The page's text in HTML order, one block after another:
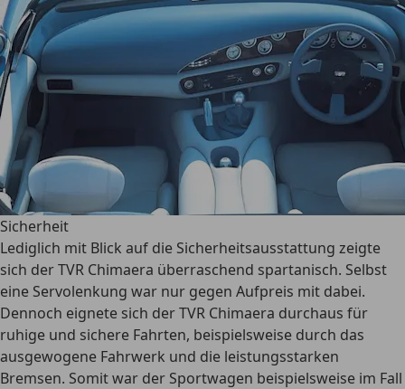
Sicherheit
Lediglich mit Blick auf die Sicherheitsausstattung zeigte
sich der TVR Chimaera überraschend spartanisch. Selbst
eine Servolenkung war nur gegen Aufpreis mit dabei.
Dennoch eignete sich der TVR Chimaera durchaus für
ruhige und sichere Fahrten, beispielsweise durch das
ausgewogene Fahrwerk und die leistungsstarken
Bremsen. Somit war der Sportwagen beispielsweise im Fall